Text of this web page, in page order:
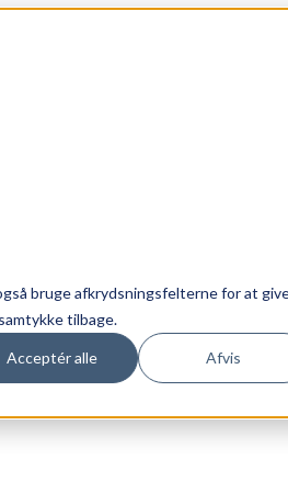
bruge afkrydsningsfelterne for at
tilbage.
Acceptér alle Afvis